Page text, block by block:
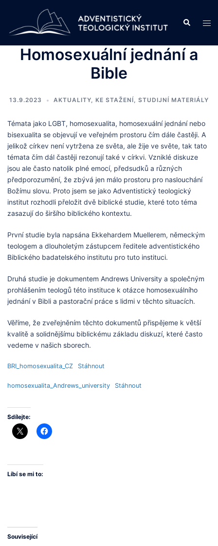
content
Search
Homosexuální jednání a
Bible
13.9.2023 AKTUALITY, KE STAŽENÍ, STUDIJNÍ MATERIÁLY
Témata jako LGBT, homosexualita, homosexuální jednání nebo
bisexualita se objevují ve veřejném prostoru čím dále častěji. A
jelikož církev není vytržena ze světa, ale žije ve světe, tak tato
témata čím dál častěji rezonují také v církvi. Vzniklé diskuze
jsou ale často natolik plné emocí, předsudků a různých
předporozumění, že zbývá jen málo prostoru pro naslouchání
Božímu slovu. Proto jsem se jako Adventistický teologický
institut rozhodli přeložit dvě biblické studie, které toto téma
zasazují do širšího biblického kontextu.
První studie byla napsána Ekkehardem Muellerem, německým
teologem a dlouholetým zástupcem ředitele adventistického
Biblického badatelského institutu pro tuto instituci.
Druhá studie je dokumentem Andrews University a společným
prohlášením teologů této instituce k otázce homosexuálního
jednání v Bibli a pastorační práce s lidmi v těchto situacích.
Věříme, že zveřejněním těchto dokumentů přispějeme k větší
kvalitě a solidnějšímu biblickému základu diskuzí, které často
vedeme v našich sborech.
BRI_homosexualita_CZ Stáhnout
homosexualita_Andrews_university Stáhnout
Sdílejte:
Líbí se mi to:
Související